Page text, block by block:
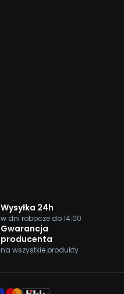
Wysyłka 24h
w dni robocze do 14:00
Gwarancja
producenta
na wszystkie produkty